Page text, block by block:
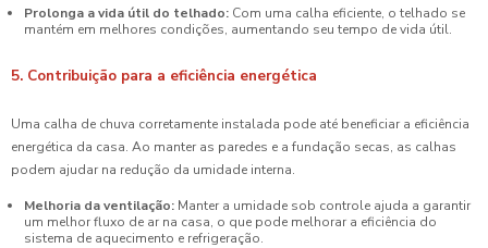
Prolonga a vida útil do telhado: Com uma calha eficiente, o telhado se
mantém em melhores condições, aumentando seu tempo de vida útil.
5. Contribuição para a eficiência energética
Uma calha de chuva corretamente instalada pode até beneficiar a eficiência
energética da casa. Ao manter as paredes e a fundação secas, as calhas
podem ajudar na redução da umidade interna.
Melhoria da ventilação: Manter a umidade sob controle ajuda a garantir
um melhor fluxo de ar na casa, o que pode melhorar a eficiência do
sistema de aquecimento e refrigeração.